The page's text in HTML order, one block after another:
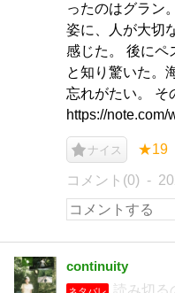
ったのはグラン
姿に、人が大切
感じた。 後にペ
と知り驚いた。
忘れがたい。 そ
https://
ナイス ★19
コメント(0)
continuity
読み切る